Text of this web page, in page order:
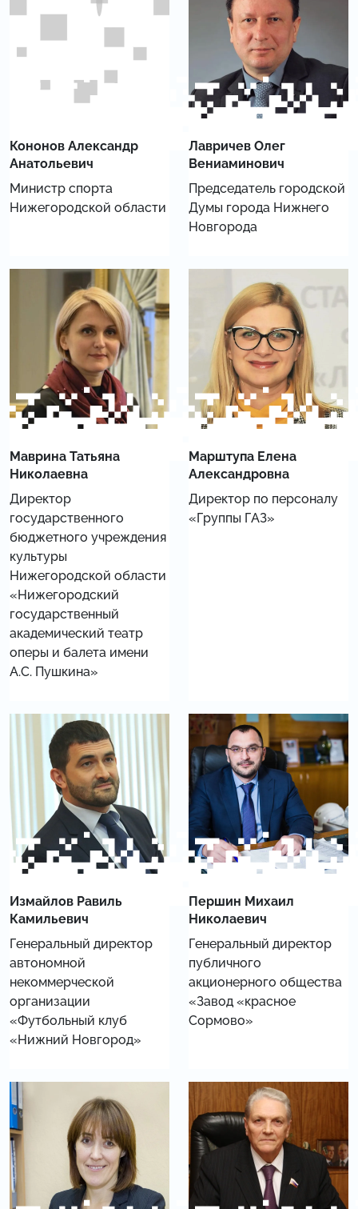
Кононов Александр
Анатольевич
Министр спорта
Нижегородской области
Лавричев Олег
Вениаминович
Председатель городской
Думы города Нижнего
Новгорода
Маврина Татьяна
Николаевна
Директор
государственного
бюджетного учреждения
культуры
Нижегородской области
«Нижегородский
государственный
академический театр
оперы и балета имени
А.С. Пушкина»
Марштупа Елена
Александровна
Директор по персоналу
«Группы ГАЗ»
Измайлов Равиль
Камильевич
Генеральный директор
автономной
некоммерческой
организации
«Футбольный клуб
«Нижний Новгород»
Першин Михаил
Николаевич
Генеральный директор
публичного
акционерного общества
«Завод «красное
Сормово»